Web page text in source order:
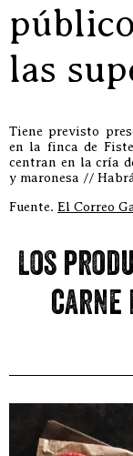
las
Tiene previsto
en la finca de
centran en la cría
y maronesa //
Fuente. El Correo
Los
carne